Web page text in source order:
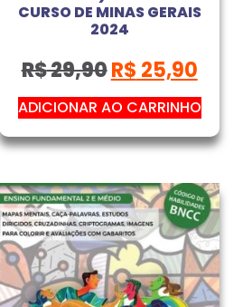
CURSO DE MINAS GERAIS
2024
R$29,90R$ 25,90
ADICIONAR AO CARRINHO